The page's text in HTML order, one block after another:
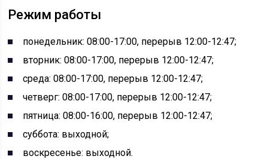
Режим работы
понедельник: 08:00-17:00, перерыв 12:00-12:47;
вторник: 08:00-17:00, перерыв 12:00-12:47;
среда: 08:00-17:00, перерыв 12:00-12:47;
четверг: 08:00-17:00, перерыв 12:00-12:47;
пятница: 08:00-16:00, перерыв 12:00-12:47;
суббота: выходной;
воскресенье: выходной.